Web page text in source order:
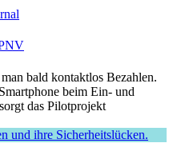
bald kontaktlos Bezahlen.
beim Ein- und
das Pilotprojekt